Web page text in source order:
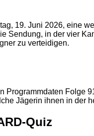
19. Juni 2026, eine
Sendung, in der vier
zu verteidigen.
Programmdaten Folge
Jägerin ihnen in der
Quiz